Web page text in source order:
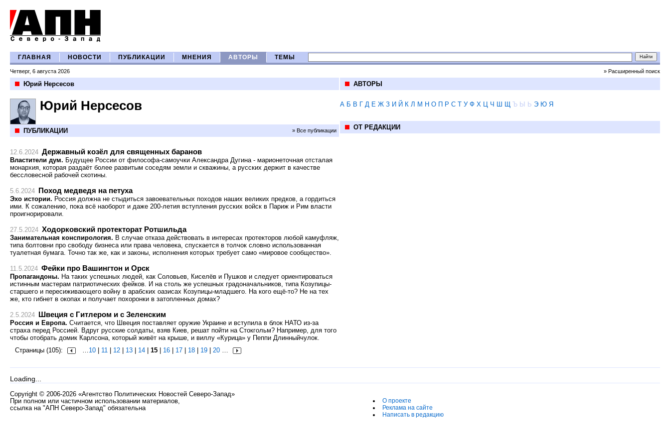
ГЛАВНАЯ НОВОСТИ ПУБЛИКАЦИИ МНЕНИЯ АВТОРЫ ТЕМЫ
Четверг, 6 августа 2026 » Расширенный поиск
Юрий Нерсесов
Юрий Нерсесов
ПУБЛИКАЦИИ » Все публикации
12.6.2024 Державный козёл для священных баранов
Властители дум. Будущее России от философа-самоучки Александра Дугина - марионеточная отсталая
монархия, которая раздаёт более развитым соседям земли и скважины, а русских держит в качестве
бессловесной рабочей скотины.
5.6.2024 Поход медведя на петуха
Эхо истории. Россия должна не стыдиться завоевательных походов наших великих предков, а гордиться
ими. К сожалению, пока всё наоборот и даже 200-летия вступления русских войск в Париж и Рим власти
проигнорировали.
27.5.2024 Ходорковский протекторат Ротшильда
Занимательная конспирология. В случае отказа действовать в интересах протекторов любой камуфляж,
типа болтовни про свободу бизнеса или права человека, спускается в толчок словно использованная
туалетная бумага. Точно так же, как и законы, исполнения которых требует само «мировое сообщество».
11.5.2024 Фейки про Вашингтон и Орск
Пропагандоны. На таких успешных людей, как Соловьев, Киселёв и Пушков и следует ориентироваться
истинным мастерам патриотических фейков. И на столь же успешных градоначальников, типа Козупицы-
старшего и пересиживающего войну в арабских оазисах Козупицы-младшего. На кого ещё-то? Не на тех
же, кто гибнет в окопах и получает похоронки в затопленных домах?
2.5.2024 Швеция с Гитлером и с Зеленским
Россия и Европа. Считается, что Швеция поставляет оружие Украине и вступила в блок НАТО из-за
страха перед Россией. Вдруг русские солдаты, взяв Киев, решат пойти на Стокгольм? Например, для того
чтобы отобрать домик Карлсона, который живёт на крыше, и виллу «Курица» у Пеппи Длинныйчулок.
Страницы (105):
…10 11 12 13 14 15 16 17 18 19 20 …
АВТОРЫ
А Б В Г Д Е Ж З И Й К Л М Н О П Р С Т У Ф Х Ц Ч Ш Щ Ъ Ы Ь Э Ю Я
ОТ РЕДАКЦИИ
Loading...
Copyright © 2006-2026 «Агентство Политических Новостей Северо-Запад»
При полном или частичном использовании материалов,
ссылка на "АПН Северо-Запад" обязательна
О проекте
Реклама на сайте
Написать в редакцию